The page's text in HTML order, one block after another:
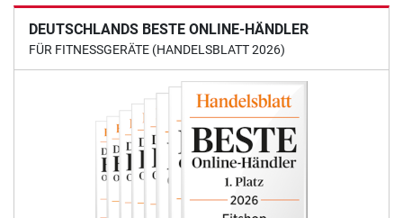
DEUTSCHLANDS BESTE ONLINE-HÄNDLER
FÜR FITNESSGERÄTE (HANDELSBLATT 2026)